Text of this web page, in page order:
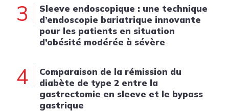
3
Sleeve endoscopique : une technique
d’endoscopie bariatrique innovante
pour les patients en situation
d’obésité modérée à sévère
4
Comparaison de la rémission du
diabète de type 2 entre la
gastrectomie en sleeve et le bypass
gastrique